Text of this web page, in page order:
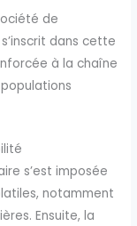
de
dans cette
à la chaîne
s’est imposée
notamment
Ensuite, la